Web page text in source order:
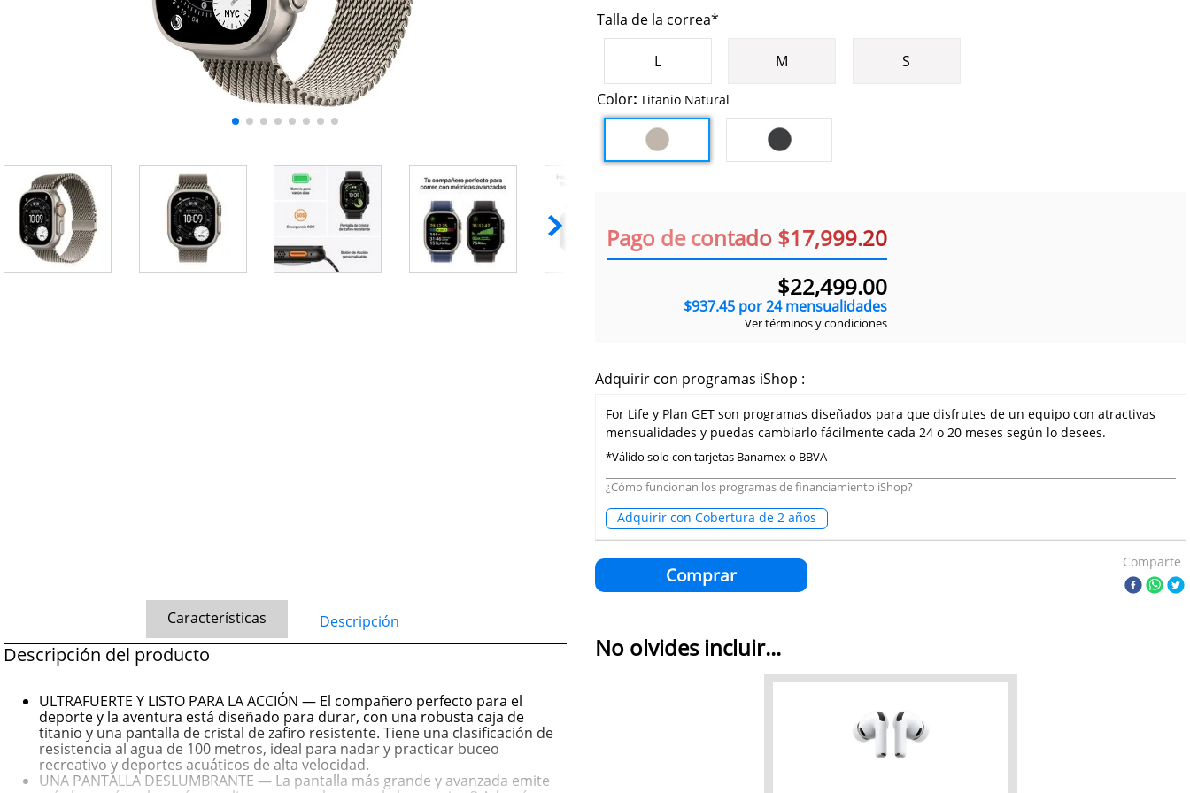
Talla de la correa*
L M
S
Color: Titanio Natural
Pago de contado $17,999.20
$22,499.00
$937.45por24mensualidades
Ver términos y condiciones
Adquirir con programas iShop :
For Life y Plan GET son programas diseñados para que disfrutes de un equipo con atractivas
mensualidades y puedas cambiarlo fácilmente cada 24 o 20 meses según lo desees.
*Válido solo con tarjetas Banamex o BBVA
¿Cómo funcionan los programas de financiamiento iShop?
Adquirir con Cobertura de 2 años
Comprar
Comparte
Características Descripción
Descripción del producto
ULTRAFUERTE Y LISTO PARA LA ACCIÓN — El compañero perfecto para el
deporte y la aventura está diseñado para durar, con una robusta caja de
titanio y una pantalla de cristal de zafiro resistente. Tiene una clasificación de
resistencia al agua de 100 metros, ideal para nadar y practicar buceo
recreativo y deportes acuáticos de alta velocidad.
UNA PANTALLA DESLUMBRANTE — La pantalla más grande y avanzada emite
No olvides incluir...